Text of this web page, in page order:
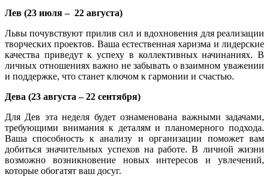
Лев (23 июля–22 августа)
Львы почувствуют прилив сил и вдохновения для реализации
творческих проектов. Ваша естественная харизма и лидерские
качества приведут к успеху в коллективных начинаниях. В
личных отношениях важно не забывать о взаимном уважении
и поддержке, что станет ключом к гармонии и счастью.
Дева (23 августа–22 сентября)
Для Дев эта неделя будет ознаменована важными задачами,
требующими внимания к деталям и планомерного подхода.
Ваша способность к анализу и организации поможет вам
добиться значительных успехов на работе. В личной жизни
возможно возникновение новых интересов и увлечений,
которые обогатят ваш досуг.